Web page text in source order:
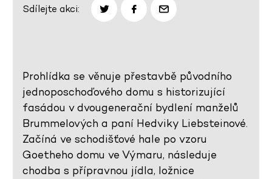
Sdílejte akci:
Prohlídka se věnuje přestavbě původního
jednoposchoďového domu s historizující
fasádou v dvougenerační bydlení manželů
Brummelových a paní Hedviky Liebsteinové.
Začíná ve schodišťové hale po vzoru
Goetheho domu ve Výmaru, následuje
chodba s přípravnou jídla, ložnice